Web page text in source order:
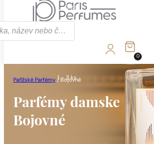
1 - 3 ks
1 - 3 ks
0
Pařížské Parfémy / Bojovné
Parfémy damske
Bojovné